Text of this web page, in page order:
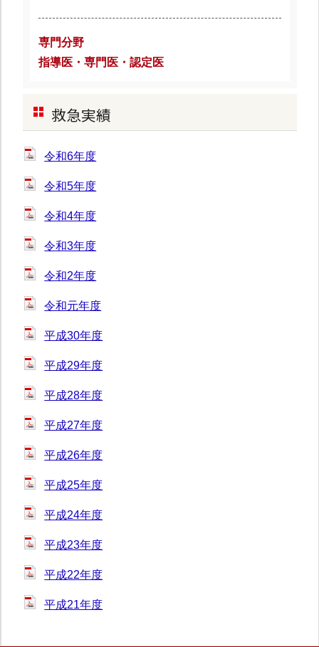
専門分野
指導医・専門医・認定医
救急実績
令和6年度
令和5年度
令和4年度
令和3年度
令和2年度
令和元年度
平成30年度
平成29年度
平成28年度
平成27年度
平成26年度
平成25年度
平成24年度
平成23年度
平成22年度
平成21年度